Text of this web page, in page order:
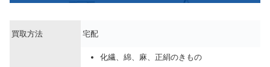
買取方法 宅配
化繊、綿、麻、正絹のきもの